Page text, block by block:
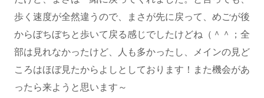
歩く速度が全然違うので、まさが先に戻って、めごが後
からぼちぼちと歩いて戻る感じでしたけどね（＾＾；全
部は見れなかったけど、人も多かったし、メインの見ど
ころはほぼ見たからよしとしております！また機会があ
ったら来ようと思います～